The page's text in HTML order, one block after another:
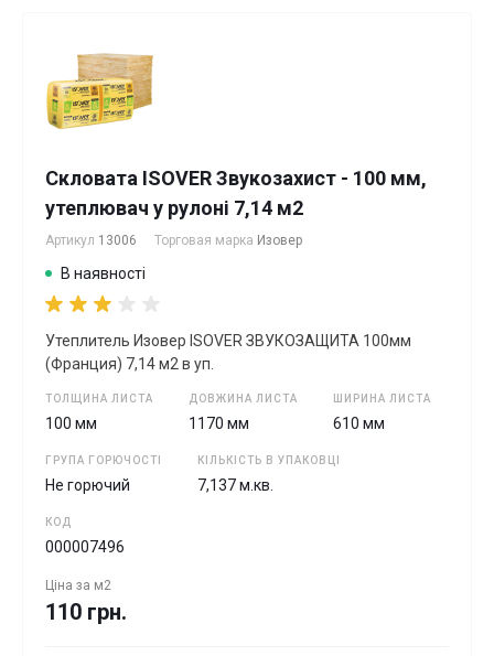
Скловата ISOVER Звукозахист - 100 мм,
утеплювач у рулоні 7,14 м2
Артикул 13006 Торговая марка Изовер
В наявності
Утеплитель Изовер ISOVER ЗВУКОЗАЩИТА 100мм
(Франция) 7,14 м2 в уп.
ТОЛЩИНА ЛИСТА
100 мм
ДОВЖИНА ЛИСТА
1170 мм
ШИРИНА ЛИСТА
610 мм
ГРУПА ГОРЮЧОСТІ
Не горючий
КІЛЬКІСТЬ В УПАКОВЦІ
7,137 м.кв.
КОД
000007496
Ціна за м2
110 грн.